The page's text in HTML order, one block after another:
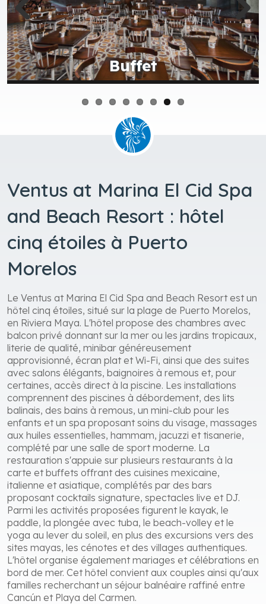
Aromas
Ventus at Marina El Cid Spa
and Beach Resort : hôtel
cinq étoiles à Puerto
Morelos
Le Ventus at Marina El Cid Spa and Beach Resort est un
hôtel cinq étoiles, situé sur la plage de Puerto Morelos,
en Riviera Maya. L'hôtel propose des chambres avec
balcon privé donnant sur la mer ou les jardins tropicaux,
literie de qualité, minibar généreusement
approvisionné, écran plat et Wi-Fi, ainsi que des suites
avec salons élégants, baignoires à remous et, pour
certaines, accès direct à la piscine. Les installations
comprennent des piscines à débordement, des lits
balinais, des bains à remous, un mini-club pour les
enfants et un spa proposant soins du visage, massages
aux huiles essentielles, hammam, jacuzzi et tisanerie,
complété par une salle de sport moderne. La
restauration s'appuie sur plusieurs restaurants à la
carte et buffets offrant des cuisines mexicaine,
italienne et asiatique, complétés par des bars
proposant cocktails signature, spectacles live et DJ.
Parmi les activités proposées figurent le kayak, le
paddle, la plongée avec tuba, le beach-volley et le
yoga au lever du soleil, en plus des excursions vers des
sites mayas, les cénotes et des villages authentiques.
L'hôtel organise également mariages et célébrations en
bord de mer. Cet hôtel convient aux couples ainsi qu'aux
familles recherchant un séjour balnéaire raffiné entre
Cancún et Playa del Carmen.